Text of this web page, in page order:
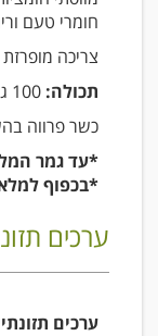
חומרי טעם
צריכה
תכולה:
כשר פרווה
*עד גמר
*בכפוף
ערכים
ערכים תזונתיים ב-100 גרם